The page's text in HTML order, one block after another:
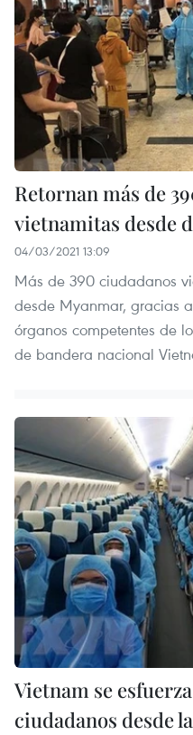
Retornan más de
vietnamitas desde
04/03/2021 13:09
Más de 390 ciudadanos
desde Myanmar, gracias
órganos competentes de
de bandera nacional
Vietnam se
ciudadanos desde